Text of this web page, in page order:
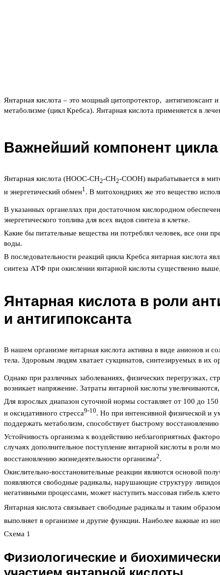
Янтарная кислота – это мощный цитопротектор, антигипоксант
метаболизме (цикл Кребса). Янтарная кислота применяется в
Важнейший компонент
Янтарная кислота (НООС-СН2-СН2-СООН) вырабатывается в
и энергетический обмен1. В митохондриях же это вещество
В указанных органеллах при достаточном кислородном
энергетического топлива для всех видов синтеза в клетке.
Какие бы питательные вещества ни потреблял человек, все они
воды.
В последовательности реакций цикла Кребса янтарная кислота
синтеза АТФ при окислении янтарной кислоты существенно
Янтарная кислота в роли
и антигипоксанта
В нашем организме янтарная кислота активна в виде анионов и
тела. Здоровым людям хватает сукцинатов, синтезируемых в их
Однако при различных заболеваниях, физических перегрузках,
возникает напряжение. Затраты янтарной кислоты
Для взрослых диапазон суточной нормы составляет от 100 до
и оксидативного стресса9-10. Но при интенсивной физической и
поддержать метаболизм, способствует быстрому
Устойчивость организма к воздействию неблагоприятных
случаях дополнительное поступление янтарной кислоты в роли
восстановлению жизнедеятельности организма2.
Окислительно-восстановительные реакции являются основой
появляются свободные радикалы, нарушающие структуру
негативными процессами, может наступить массовая гибель
Янтарная кислота связывает свободные радикалы и таким
выполняет в организме и другие функции. Наиболее важные из
Схема 1
Физиологические и